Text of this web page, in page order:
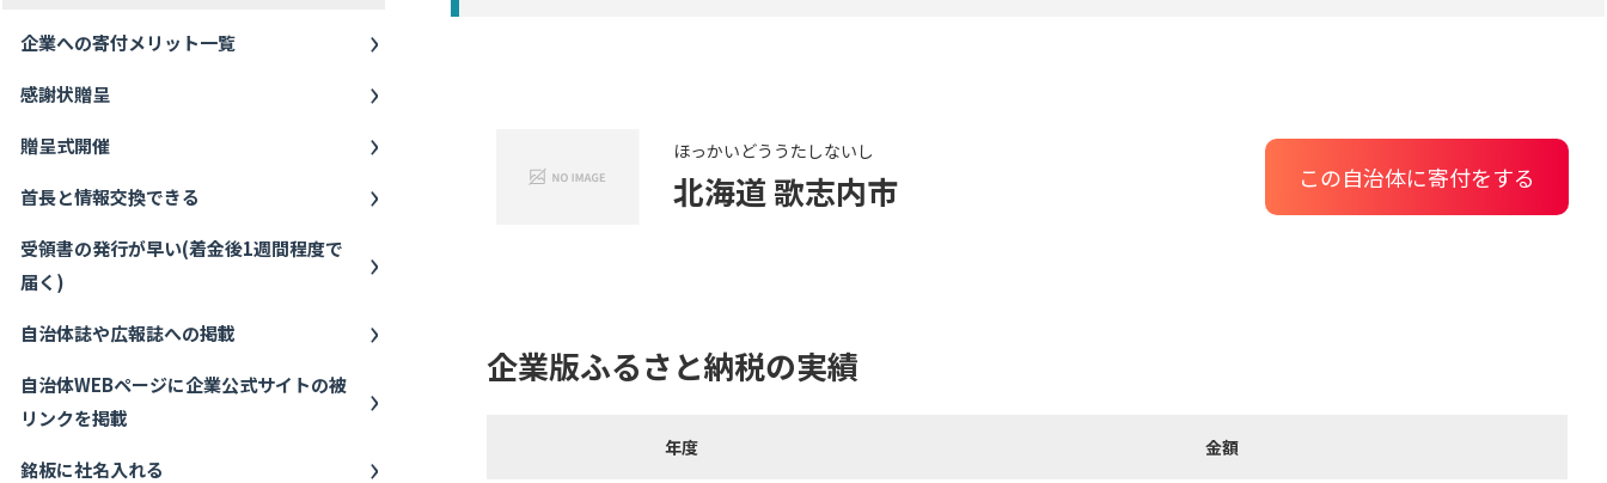
企業への寄付メリット一覧
感謝状贈呈
贈呈式開催
首長と情報交換できる
受領書の発行が早い(着金後1週間程度で
届く)
自治体誌や広報誌への掲載
自治体WEBページに企業公式サイトの被
リンクを掲載
銘板に社名入れる
ほっかいどう
北海道
うたしないし
歌志内市 この自治体に寄付をする
企業版ふるさと納税の実績
年度 金額